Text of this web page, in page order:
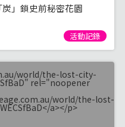
」鎖史前秘密花園
活動記錄